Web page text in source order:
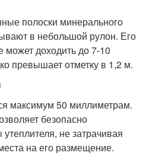
полоски минерального
в небольшой рулон. Его
может доходить до 7-10
превышает отметку в 1,2 м.
максимум 50 миллиметрам.
безопасно
не затрачивая
на его размещение.